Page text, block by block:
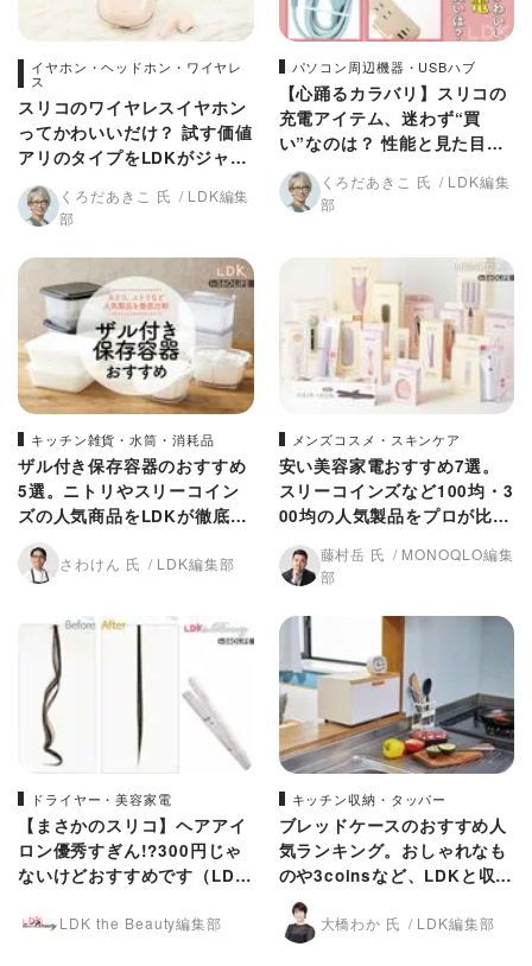
イヤホン・ヘッドホン・ワイヤレ
ス
スリコのワイヤレスイヤホン
ってかわいいだけ？ 試す価値
アリのタイプをLDKがジャッ
ジ！
くろだあきこ 氏
LDK編集
部
パソコン周辺機器・USBハブ
【心踊るカラバリ】スリコの
充電アイテム、迷わず“買
い”なのは？ 性能と見た目を
LDKがチェック
くろだあきこ 氏
LDK編集
部
キッチン雑貨・水筒・消耗品
ザル付き保存容器のおすすめ
5選。ニトリやスリーコイン
ズの人気商品をLDKが徹底比
較
さわけん 氏 LDK編集部
メンズコスメ・スキンケア
安い美容家電おすすめ7選。
スリーコインズなど100均・3
00均の人気製品をプロが比較
(MONOQLO)
藤村岳 氏
MONOQLO編集
部
ドライヤー・美容家電
【まさかのスリコ】ヘアアイ
ロン優秀すぎん!?300円じゃ
ないけどおすすめです（LD
LDK the Beauty編集部
キッチン収納・タッパー
ブレッドケースのおすすめ人
気ランキング。おしゃれなも
のや3coinsなど、LDKと収納
のプロが比較
大橋わか 氏 LDK編集部